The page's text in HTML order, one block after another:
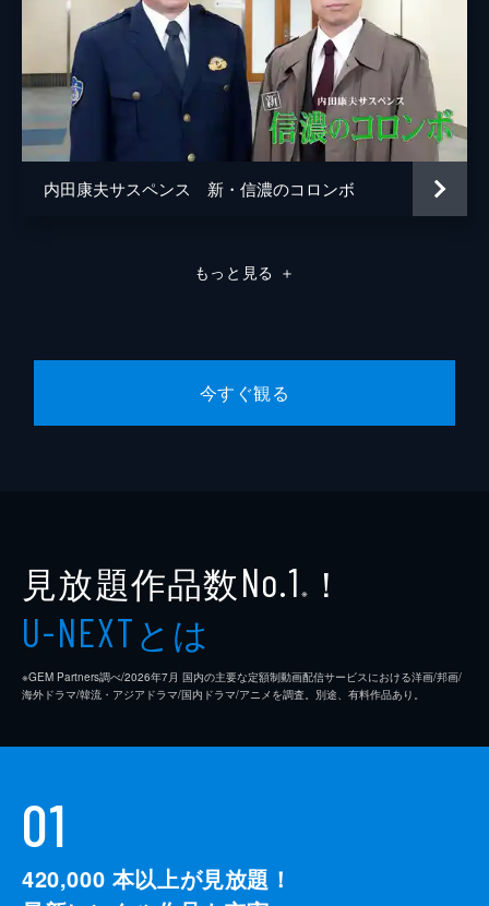
内田康夫サスペンス 新・信濃のコロンボ
もっと見る ＋
今すぐ観る
見放題作品数No.1 ※ ！
U-NEXTとは
※GEM Partners調べ/2026年7⽉ 国内の主要な定額制動画配信サービスにおける洋画/邦画/
海外ドラマ/韓流・アジアドラマ/国内ドラマ/アニメを調査。別途、有料作品あり。
01
420,000 本以上が見放題！